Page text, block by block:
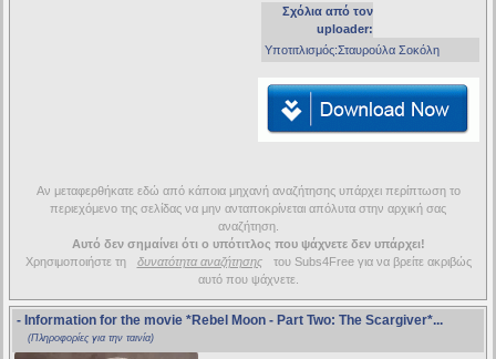
Σχόλια από τον
uploader:
Υποτιτλισμός:Σταυρούλα Σοκόλη
Αν μεταφερθήκατε εδώ από κάποια μηχανή αναζήτησης υπάρχει περίπτωση το
περιεχόμενο της σελίδας να μην ανταποκρίνεται απόλυτα στην αρχική σας
αναζήτηση.
Αυτό δεν σημαίνει ότι ο υπότιτλος που ψάχνετε δεν υπάρχει!
Χρησιμοποιήστε τη
δυνατότητα αναζήτησης
του Subs4Free για να βρείτε ακριβώς
αυτό που ψάχνετε.
- Information for the movie *Rebel Moon - Part Two: The Scargiver*...
(Πληροφορίες για την ταινία)